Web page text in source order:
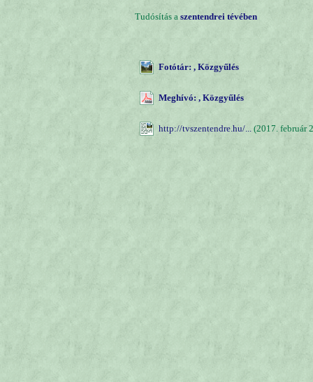
Tudósítás a szentendrei tévében
Fotótár: , Közgyűlés
Meghívó: , Közgyűlés
http://tvszentendre.hu/... (2017. február